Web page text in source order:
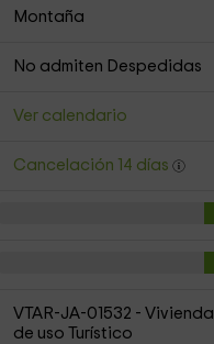
Montaña
No admiten Despedidas
Ver calendario
Cancelación 14 días
VTAR-JA-01532 - Vivienda
de uso Turístico